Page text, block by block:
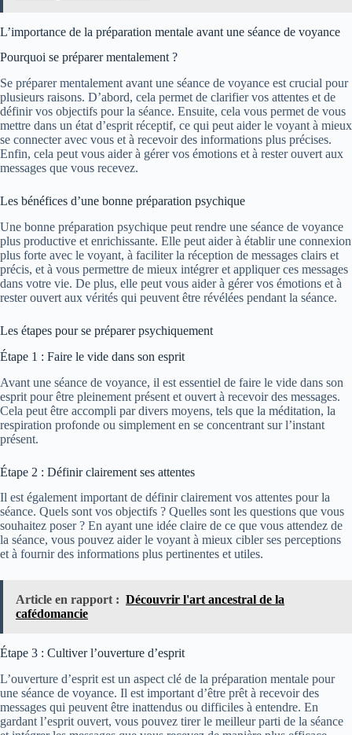
L’importance de la préparation mentale avant une séance de voyance
Pourquoi se préparer mentalement ?
Se préparer mentalement avant une séance de voyance est crucial pour
plusieurs raisons. D’abord, cela permet de clarifier vos attentes et de
définir vos objectifs pour la séance. Ensuite, cela vous permet de vous
mettre dans un état d’esprit réceptif, ce qui peut aider le voyant à mieux
se connecter avec vous et à recevoir des informations plus précises.
Enfin, cela peut vous aider à gérer vos émotions et à rester ouvert aux
messages que vous recevez.
Les bénéfices d’une bonne préparation psychique
Une bonne préparation psychique peut rendre une séance de voyance
plus productive et enrichissante. Elle peut aider à établir une connexion
plus forte avec le voyant, à faciliter la réception de messages clairs et
précis, et à vous permettre de mieux intégrer et appliquer ces messages
dans votre vie. De plus, elle peut vous aider à gérer vos émotions et à
rester ouvert aux vérités qui peuvent être révélées pendant la séance.
Les étapes pour se préparer psychiquement
Étape 1 : Faire le vide dans son esprit
Avant une séance de voyance, il est essentiel de faire le vide dans son
esprit pour être pleinement présent et ouvert à recevoir des messages.
Cela peut être accompli par divers moyens, tels que la méditation, la
respiration profonde ou simplement en se concentrant sur l’instant
présent.
Étape 2 : Définir clairement ses attentes
Il est également important de définir clairement vos attentes pour la
séance. Quels sont vos objectifs ? Quelles sont les questions que vous
souhaitez poser ? En ayant une idée claire de ce que vous attendez de
la séance, vous pouvez aider le voyant à mieux cibler ses perceptions
et à fournir des informations plus pertinentes et utiles.
Article en rapport : Découvrir l'art ancestral de la
cafédomancie
Étape 3 : Cultiver l’ouverture d’esprit
L’ouverture d’esprit est un aspect clé de la préparation mentale pour
une séance de voyance. Il est important d’être prêt à recevoir des
messages qui peuvent être inattendus ou difficiles à entendre. En
gardant l’esprit ouvert, vous pouvez tirer le meilleur parti de la séance